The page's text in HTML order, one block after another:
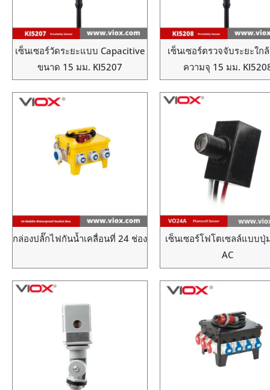
เซ็นเซอร์วัดระยะแบบ Capacitive
ขนาด 15 มม. KI5207
เซ็นเซอร์ตรวจจับระยะใก
ความจุ 15 มม.
กล่องปลั๊กไฟกันน้ำเคลื่อนที่ 24 ช่อง
เซ็นเซอร์โฟโตเซลล์แบบปุ่
AC